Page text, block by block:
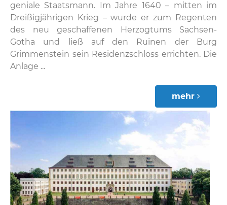
geniale Staatsmann. Im Jahre 1640 – mitten im
Dreißigjährigen Krieg – wurde er zum Regenten
des neu geschaffenen Herzogtums Sachsen-
Gotha und ließ auf den Ruinen der Burg
Grimmenstein sein Residenzschloss errichten. Die
Anlage ...
mehr